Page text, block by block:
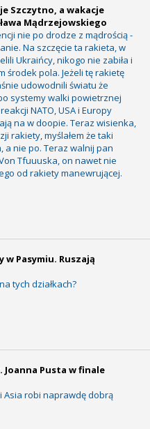
Szczytno, a wakacje
Mądrzejowskiego
nie po drodze z mądrością -
Na szczęcie ta rakieta, w
Ukraińcy, nikogo nie zabiła i
środek pola. Jeżeli tę rakietę
udowodnili światu że
systemy walki powietrznej
NATO, USA i Europy
na w doopie. Teraz wisienka,
rakiety, myślałem że taki
a nie po. Teraz walnij pan
Tfuuuska, on nawet nie
od rakiety manewrującej.
Pasymiu. Ruszają
tych działkach?
Joanna Pusta w finale
Asia robi naprawdę dobrą